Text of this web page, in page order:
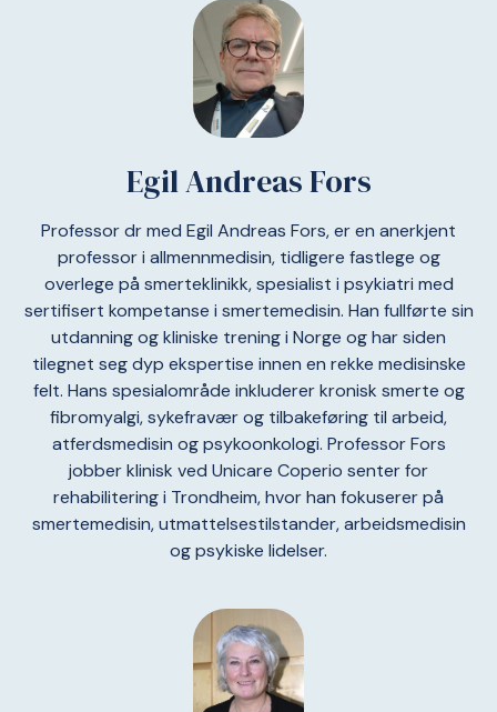
Egil Andreas Fors
Professor dr med Egil Andreas Fors, er en anerkjent
professor i allmennmedisin, tidligere fastlege og
overlege på smerteklinikk, spesialist i psykiatri med
sertifisert kompetanse i smertemedisin. Han fullførte sin
utdanning og kliniske trening i Norge og har siden
tilegnet seg dyp ekspertise innen en rekke medisinske
felt. Hans spesialområde inkluderer kronisk smerte og
fibromyalgi, sykefravær og tilbakeføring til arbeid,
atferdsmedisin og psykoonkologi. Professor Fors
jobber klinisk ved Unicare Coperio senter for
rehabilitering i Trondheim, hvor han fokuserer på
smertemedisin, utmattelsestilstander, arbeidsmedisin
og psykiske lidelser.